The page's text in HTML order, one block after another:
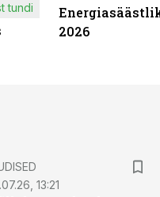
tundi
2026
13:21